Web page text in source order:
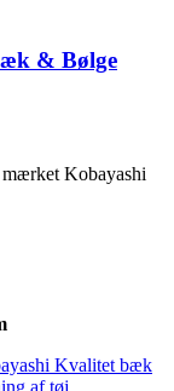
& Bølge
mærket Kobayashi